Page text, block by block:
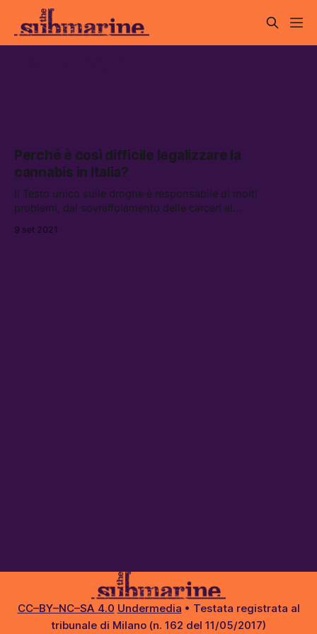
Perché è così difficile legalizzare la
cannabis in Italia?
Il Testo unico sulle droghe è responsabile di molti
problemi, dal sovraffolamento delle carceri al
volta l’ostruzionismo della destra rischia di bloccare un ddl
9 set 2021
CC–BY–NC–SA 4.0 Undermedia • Testata registrata al
tribunale di Milano (n. 162 del 11/05/2017)